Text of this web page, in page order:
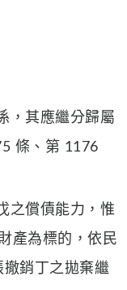
，其應繼分歸屬
條、第 1176
之償債能力，惟
產為標的，依民
銷丁之拋棄繼